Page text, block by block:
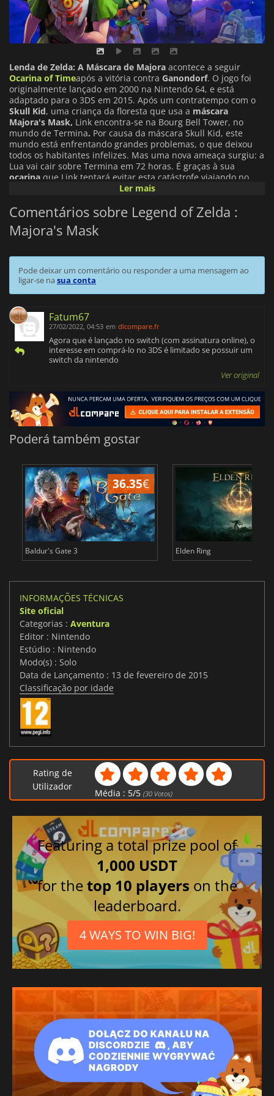
Lenda de Zelda: A Máscara de Majora acontece a seguir
Ocarina of Timeapós a vitória contra Ganondorf. O jogo foi
originalmente lançado em 2000 na Nintendo 64, e está
adaptado para o 3DS em 2015. Após um contratempo com o
Skull Kid, uma criança da floresta que usa a máscara
Majora's Mask, Link encontra-se na Bourg Bell Tower, no
mundo de Termina. Por causa da máscara Skull Kid, este
mundo está enfrentando grandes problemas, o que deixou
todos os habitantes infelizes. Mas uma nova ameaça surgiu: a
Lua vai cair sobre Termina em 72 horas. É graças à sua
ocarina que Link tentará evitar esta catástrofe viajando no
tempo uma e outra vez para modificar o curso das coisas. A
algumas novas funcionalidades. Entre outras coisas, o relógio
que indica o dia e a hora, o diário dos Boombers que indica
as missões em progresso ou a vir, e claro as máscaras, todas
salvar a Termina.
Ler mais
Comentários sobre Legend of Zelda :
Majora's Mask
Pode deixar um comentário ou responder a uma mensagem ao
ligar-se nasua conta
Fatum67
27/02/2022, 04:53 em dlcompare.fr
Agora que é lançado no switch (com assinatura online), o
interesse em comprá-lo no 3DS é limitado se possuir um
switch da nintendo
Ver original
Poderá também gostar
36.35€
Baldur's Gate 3 Elden Ring
INFORMAÇÕES TÉCNICAS
Site oficial
Categorias : Aventura
Editor : Nintendo
Estúdio : Nintendo
Modo(s) : Solo
Data de Lançamento : 13 de fevereiro de 2015
Classificação por idade
Rating de
Utilizador
Média : 5/5 (30Votos)
Featuring a total prize pool of
1,000 USDT
for thetop 10 players on the
leaderboard.
4 WAYS TO WIN BIG!